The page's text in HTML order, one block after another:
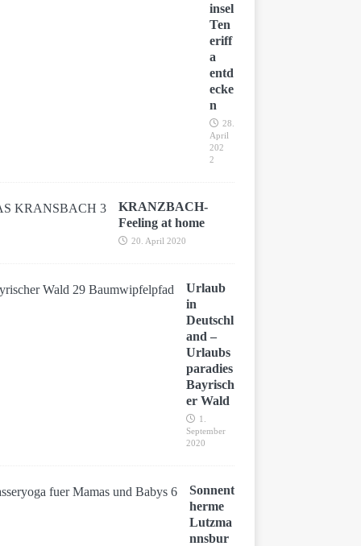
insel
Ten
eriff
a
entd
ecke
n
28.
April
202
2
KRANZBACH-
Feeling at home
20. April 2020
Urlaub
in
Deutschl
and –
Urlaubs
paradies
Bayrisch
er Wald
1.
September
2020
Sonnent
herme
Lutzma
nnsbur